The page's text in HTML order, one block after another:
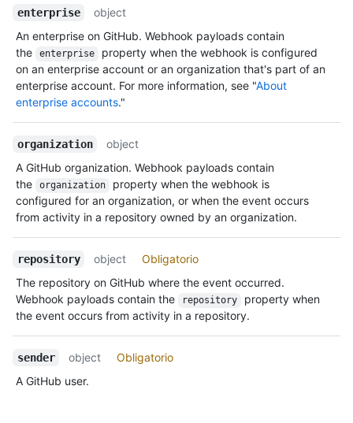
enterprise
object
An enterprise on GitHub. Webhook payloads contain
the
enterprise
property when the webhook is configured
on an enterprise account or an organization that's part of an
enterprise account. For more information, see "About
enterprise accounts."
organization
object
A GitHub organization. Webhook payloads contain
the
organization
property when the webhook is
configured for an organization, or when the event occurs
from activity in a repository owned by an organization.
repository object
Obligatorio
The repository on GitHub where the event occurred.
Webhook payloads contain the
repository
property when
the event occurs from activity in a repository.
sender object
Obligatorio
A GitHub user.